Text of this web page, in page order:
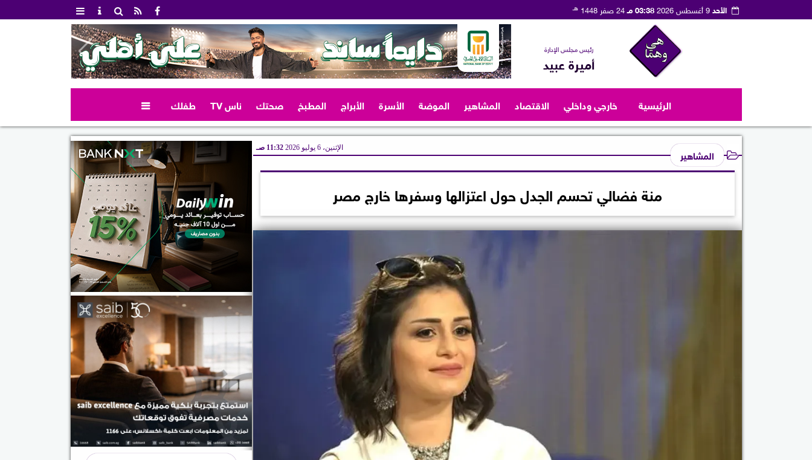
الأحد9 أغسطس 2026 03:38 مـ 24 صفر 1448 هـ
رئيس مجلس الإدارة
أميرة عبيد
الرئيسية خارجي وداخلي الاقتصاد المشاهير الموضة الأسرة الأبراج المطبخ صحتك ناس TV طفلك 
المشاهير الإثنين، 6 يوليو 2026 11:32 صـ
منة فضالي تحسم الجدل حول اعتزالها وسفرها خارج مصر